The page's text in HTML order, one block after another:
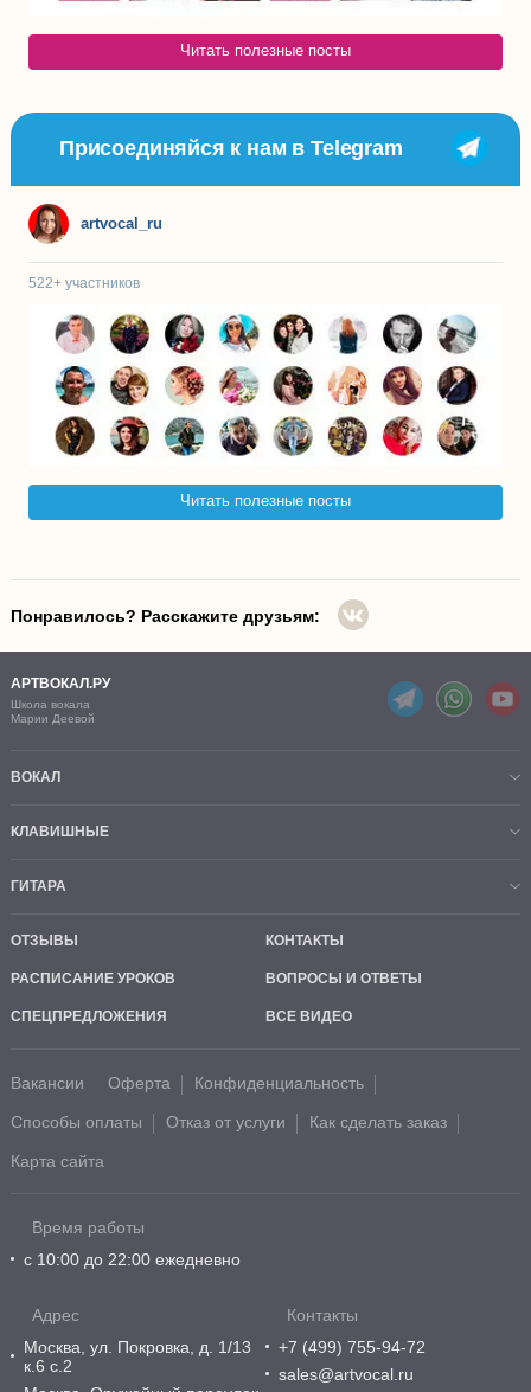
Читать полезные посты
Присоединяйся к нам в Telegram
artvocal_ru
522+ участников
Читать полезные посты
Понравилось? Расскажите друзьям:
АРТВОКАЛ.РУ
Школа вокала
Марии Деевой
ВОКАЛ
КЛАВИШНЫЕ
ГИТАРА
ОТЗЫВЫ КОНТАКТЫ
РАСПИСАНИЕ УРОКОВ ВОПРОСЫ И ОТВЕТЫ
СПЕЦПРЕДЛОЖЕНИЯ ВСЕ ВИДЕО
Вакансии Оферта Конфиденциальность
Способы оплаты Отказ от услуги Как сделать заказ
Карта сайта
Время работы
с 10:00 до 22:00 ежедневно
Адрес
Москва, ул. Покровка, д. 1/13
к.6 с.2
Контакты
+7 (499) 755-94-72
sales@artvocal.ru